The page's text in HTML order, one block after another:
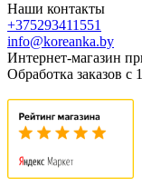
Наши контакты
+375293411551
info@koreanka.by
Интернет-магазин
Обработка заказов с